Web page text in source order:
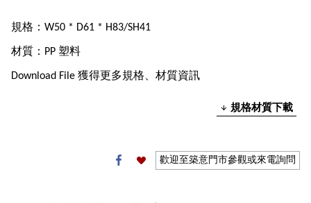
規格：W50 * D61 * H83/SH41
材質：PP 塑料
Download File 獲得更多規格、材質資訊
規格材質下載
歡迎至築意門市參觀或來電詢問